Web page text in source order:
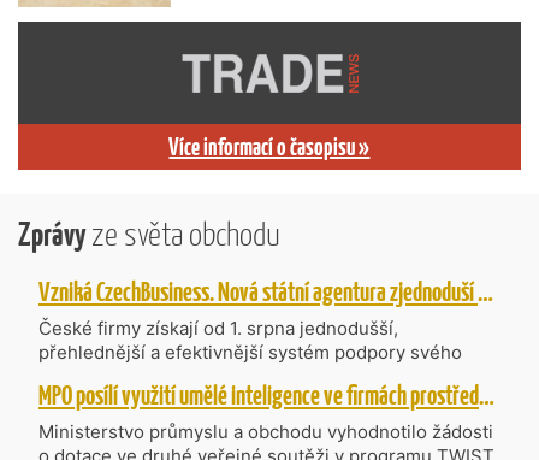
Více informací o časopisu »
Zprávyze světa obchodu
Vzniká CzechBusiness. Nová státní agentura zjednoduší podporu českých firem
České firmy získají od 1. srpna jednodušší,
přehlednější a efektivnější systém podpory svého
CzechBusiness, která propojuje dosavadní
kompetence agentur CzechTrade a CzechInvest.
Firmám nabídne jednoho partnera pro rozvoj od
MPO posílí využití umělé inteligence ve firmách prostřednictvím 40 projektů z programu TWIST
Ministerstvo průmyslu a obchodu vyhodnotilo žádosti